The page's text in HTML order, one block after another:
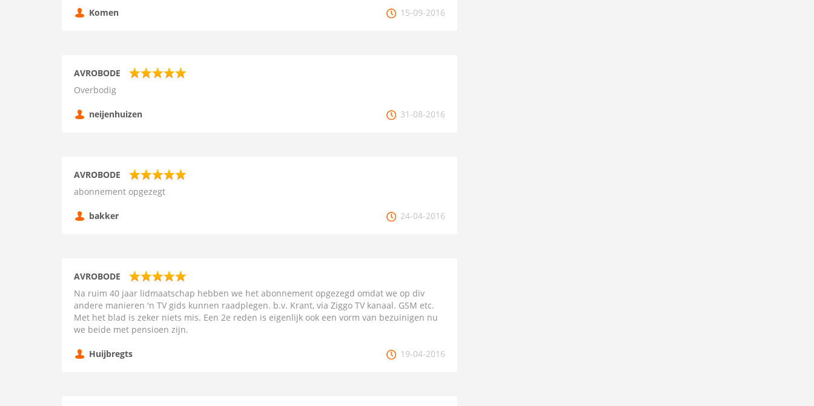
Komen 15-09-2016
AVROBODE
Overbodig
neijenhuizen 31-08-2016
AVROBODE
abonnement opgezegt
bakker 24-04-2016
AVROBODE
Na ruim 40 jaar lidmaatschap hebben we het abonnement opgezegd omdat we op div
andere manieren 'n TV gids kunnen raadplegen. b.v. Krant, via Ziggo TV kanaal. GSM etc.
Met het blad is zeker niets mis. Een 2e reden is eigenlijk ook een vorm van bezuinigen nu
we beide met pensioen zijn.
Huijbregts 19-04-2016